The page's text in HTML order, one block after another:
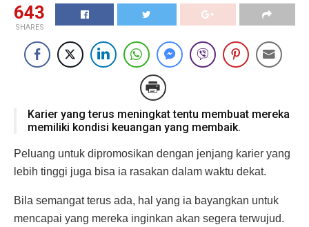
643
SHARES
Karier yang terus meningkat tentu membuat mereka
memiliki kondisi keuangan yang membaik.
Peluang untuk dipromosikan dengan jenjang karier yang
lebih tinggi juga bisa ia rasakan dalam waktu dekat.
Bila semangat terus ada, hal yang ia bayangkan untuk
mencapai yang mereka inginkan akan segera terwujud.